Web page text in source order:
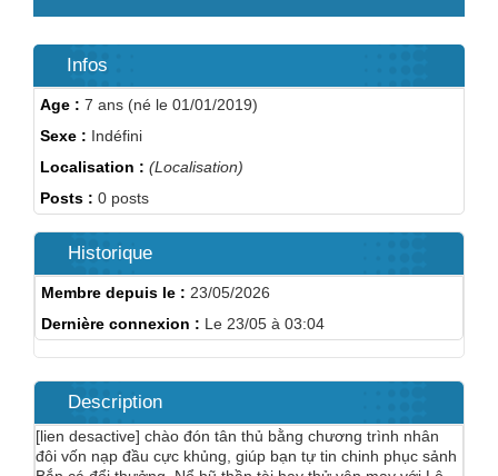
Infos
Age : 7 ans (né le 01/01/2019)
Sexe : Indéfini
Localisation : (Localisation)
Posts : 0 posts
Historique
Membre depuis le : 23/05/2026
Dernière connexion : Le 23/05 à 03:04
Description
[lien desactive] chào đón tân thủ bằng chương trình nhân
đôi vốn nạp đầu cực khủng, giúp bạn tự tin chinh phục sảnh